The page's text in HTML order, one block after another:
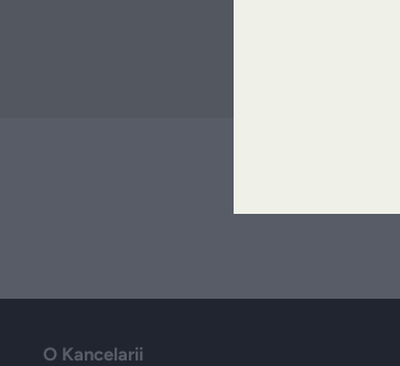
O Kancelarii